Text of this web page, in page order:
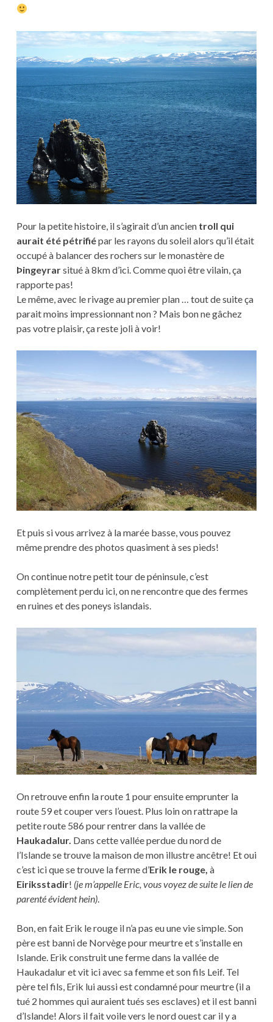
Pour la petite histoire, il s’agirait d’un ancien troll qui
aurait été pétrifiépar les rayons du soleil alors qu’il était
occupé à balancer des rochers sur le monastère de
Þingeyrarsitué à 8km d’ici. Comme quoi être vilain, ça
rapporte pas!
Le même, avec le rivage au premier plan … tout de suite ça
parait moins impressionnant non ? Mais bon ne gâchez
pas votre plaisir, ça reste joli à voir!
Et puis si vous arrivez à la marée basse, vous pouvez
même prendre des photos quasiment à ses pieds!
On continue notre petit tour de péninsule, c’est
complètement perdu ici, on ne rencontre que des fermes
en ruines et des poneys islandais.
On retrouve enfin la route 1 pour ensuite emprunter la
route 59 et couper vers l’ouest. Plus loin on rattrape la
petite route 586 pour rentrer dans la vallée de
Haukadalur. Dans cette vallée perdue du nord de
l’Islande se trouve la maison de mon illustre ancêtre! Et oui
c’est ici que se trouve la ferme d’Erik le rouge, à
Eiriksstadir! (je m’appelle Eric, vous voyez de suite le lien de
parenté évident hein).
Bon, en fait Erik le rouge il n’a pas eu une vie simple. Son
père est banni de Norvège pour meurtre et s’installe en
Islande. Erik construit une ferme dans la vallée de
Haukadalur et vit ici avec sa femme et son fils Leif. Tel
père tel fils, Erik lui aussi est condamné pour meurtre (il a
tué 2 hommes qui auraient tués ses esclaves) et il est banni
d’Islande! Alors il fait voile vers le nord ouest car il y a